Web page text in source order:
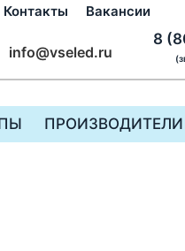
Контакты Вакансии
info@vseled.ru
8
ПРОИЗВОДИТЕЛИ